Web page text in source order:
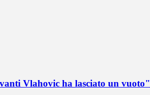
Vlahovic ha lasciato un vuoto"